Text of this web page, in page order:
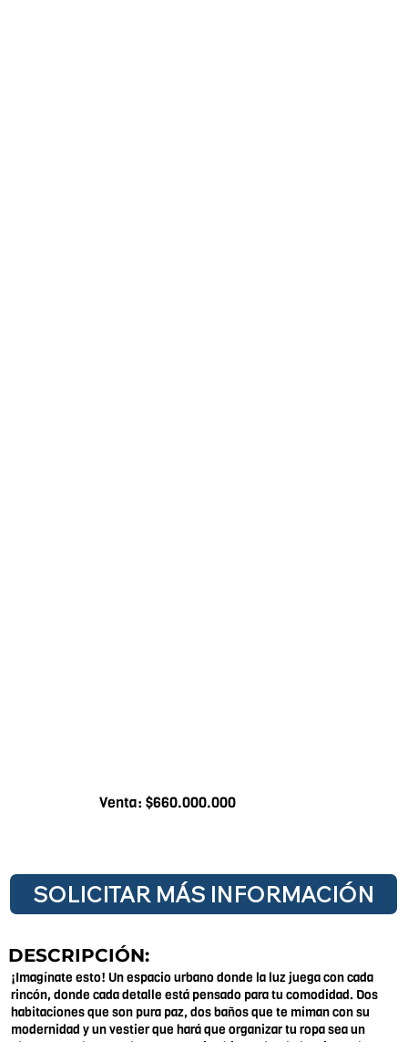
Venta: $660.000.000
SOLICITAR MÁS INFORMACIÓN
DESCRIPCIÓN:
¡Imagínate esto! Un espacio urbano donde la luz juega con cada
rincón, donde cada detalle está pensado para tu comodidad. Dos
habitaciones que son pura paz, dos baños que te miman con su
modernidad y un vestier que hará que organizar tu ropa sea un